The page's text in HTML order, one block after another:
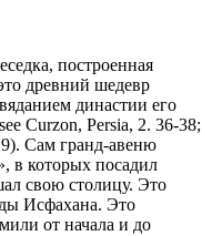
построенная
древний шедевр
династии его
Curzon, Persia, 2. 36-38;
Сам гранд-авеню
в которых посадил
свою столицу. Это
Исфахана. Это
от начала и до